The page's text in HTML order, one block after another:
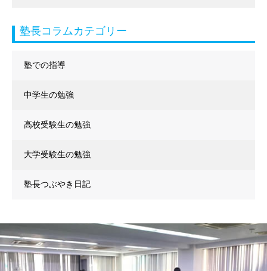
塾長コラムカテゴリー
塾での指導
中学生の勉強
高校受験生の勉強
大学受験生の勉強
塾長つぶやき日記